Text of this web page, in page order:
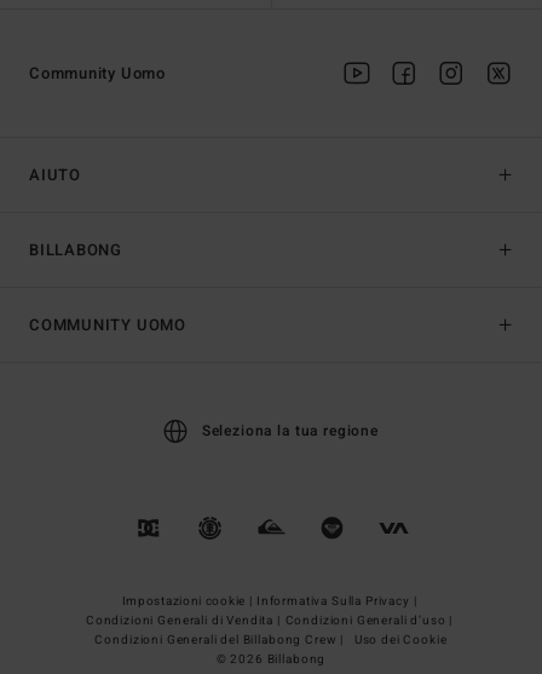
AIUTO
BILLABONG
Community Uomo
COMMUNITY UOMO
Seleziona la tua regione
Impostazioni cookie | Informativa Sulla Privacy |
Condizioni Generali di Vendita | Condizioni Generali d’uso |
Condizioni Generali del Billabong Crew |
Uso dei Cookie
© 2026 Billabong